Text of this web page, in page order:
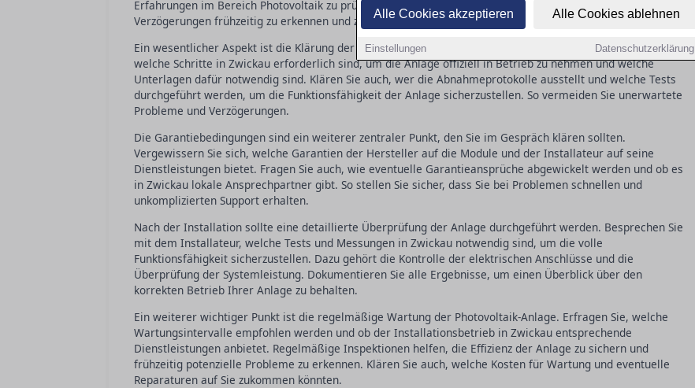
Alle Cookies akzeptieren Alle Cookies ablehnen
Einstellungen Datenschutzerklärung
Erfahrungen im Bereich Photovoltaik zu prüfen. Ein klar umrissener Zeitplan hilft dabei, mögliche
Verzögerungen frühzeitig zu erkennen und zu vermeiden.
Ein wesentlicher Aspekt ist die Klärung der Abnahme- und Inbetriebnahmeprozesse. Fragen Sie nach,
welche Schritte in Zwickau erforderlich sind, um die Anlage offiziell in Betrieb zu nehmen und welche
Unterlagen dafür notwendig sind. Klären Sie auch, wer die Abnahmeprotokolle ausstellt und welche Tests
durchgeführt werden, um die Funktionsfähigkeit der Anlage sicherzustellen. So vermeiden Sie unerwartete
Probleme und Verzögerungen.
Die Garantiebedingungen sind ein weiterer zentraler Punkt, den Sie im Gespräch klären sollten.
Vergewissern Sie sich, welche Garantien der Hersteller auf die Module und der Installateur auf seine
Dienstleistungen bietet. Fragen Sie auch, wie eventuelle Garantieansprüche abgewickelt werden und ob es
in Zwickau lokale Ansprechpartner gibt. So stellen Sie sicher, dass Sie bei Problemen schnellen und
unkomplizierten Support erhalten.
Nach der Installation sollte eine detaillierte Überprüfung der Anlage durchgeführt werden. Besprechen Sie
mit dem Installateur, welche Tests und Messungen in Zwickau notwendig sind, um die volle
Funktionsfähigkeit sicherzustellen. Dazu gehört die Kontrolle der elektrischen Anschlüsse und die
Überprüfung der Systemleistung. Dokumentieren Sie alle Ergebnisse, um einen Überblick über den
korrekten Betrieb Ihrer Anlage zu behalten.
Ein weiterer wichtiger Punkt ist die regelmäßige Wartung der Photovoltaik-Anlage. Erfragen Sie, welche
Wartungsintervalle empfohlen werden und ob der Installationsbetrieb in Zwickau entsprechende
Dienstleistungen anbietet. Regelmäßige Inspektionen helfen, die Effizienz der Anlage zu sichern und
frühzeitig potenzielle Probleme zu erkennen. Klären Sie auch, welche Kosten für Wartung und eventuelle
Reparaturen auf Sie zukommen könnten.